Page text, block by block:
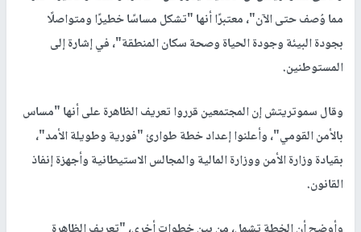
مما وُصف حتى الآن"، معتبرًا أنها "تشكل مساسًا خطيرًا ومتواصلًا
بجودة البيئة وجودة الحياة وصحة سكان المنطقة"، في إشارة إلى
المستوطنين.
وقال سموتريتش إن المجتمعين قرروا تعريف الظاهرة على أنها "مساس
بالأمن القومي"، وأعلنوا إعداد خطة طوارئ "فورية وطويلة الأمد"،
بقيادة وزارة الأمن ووزارة المالية والمجالس الاستيطانية وأجهزة إنفاذ
القانون.